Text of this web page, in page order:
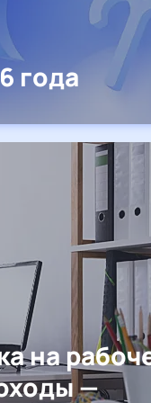
года
на
—